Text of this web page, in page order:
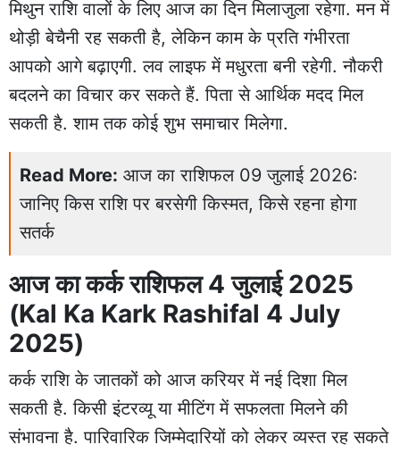
मिथुन राशि वालों के लिए आज का दिन मिलाजुला रहेगा. मन में
थोड़ी बेचैनी रह सकती है, लेकिन काम के प्रति गंभीरता
आपको आगे बढ़ाएगी. लव लाइफ में मधुरता बनी रहेगी. नौकरी
बदलने का विचार कर सकते हैं. पिता से आर्थिक मदद मिल
सकती है. शाम तक कोई शुभ समाचार मिलेगा.
Read More: आज का राशिफल 09 जुलाई 2026:
जानिए किस राशि पर बरसेगी किस्मत, किसे रहना होगा
सतर्क
आज का कर्क राशिफल 4 जुलाई 2025
(Kal Ka Kark Rashifal 4 July
2025)
कर्क राशि के जातकों को आज करियर में नई दिशा मिल
सकती है. किसी इंटरव्यू या मीटिंग में सफलता मिलने की
संभावना है. पारिवारिक जिम्मेदारियों को लेकर व्यस्त रह सकते